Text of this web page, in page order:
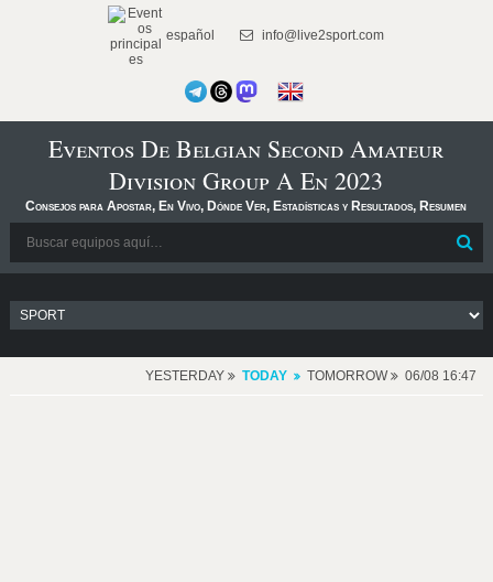
español info@live2sport.com
Eventos De Belgian Second Amateur
Division Group A En 2023
Consejos para Apostar, En Vivo, Dónde Ver, Estadísticas y Resultados, Resumen
YESTERDAY TODAY TOMORROW 06/08 16:47